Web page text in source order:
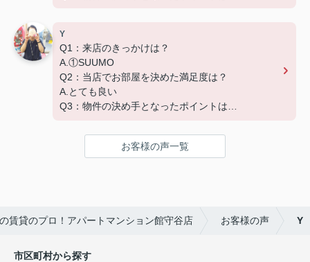
Y
Q1：来店のきっかけは？
A.①SUUMO
Q2：当店でお部屋を決めた満足度は？
A.とても良い
Q3：物件の決め手となったポイントは？
お客様の声一覧
賃貸のプロ！アパートマンション館守谷店 お客様の声 Y
市区町村から探す